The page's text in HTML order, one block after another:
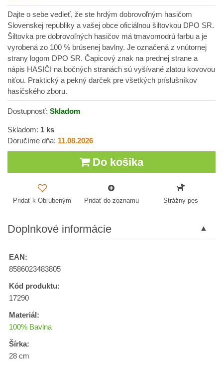
Dajte o sebe vedieť, že ste hrdým dobrovoľným hasičom
Slovenskej republiky a vašej obce oficiálnou šiltovkou DPO SR.
Šiltovka pre dobrovoľných hasičov má tmavomodrú farbu a je
vyrobená zo 100 % brúsenej bavlny. Je označená z vnútornej
strany logom DPO SR. Čapicový znak na prednej strane a
nápis HASIČI na bočných stranách sú vyšívané zlatou kovovou
niťou. Praktický a pekný darček pre všetkých príslušníkov
hasičského zboru.
Dostupnosť: Skladom
Skladom: 1 ks
Doručíme dňa: 11.08.2026
Do košíka
Pridať k Obľúbeným Pridať do zoznamu Strážny pes
Doplnkové informácie
EAN:
8586023483805
Kód produktu:
17290
Materiál:
100% Bavlna
Šírka:
28 cm